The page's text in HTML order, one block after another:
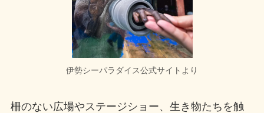
伊勢シーパラダイス公式サイトより
柵のない広場やステージショー、生き物たちを触